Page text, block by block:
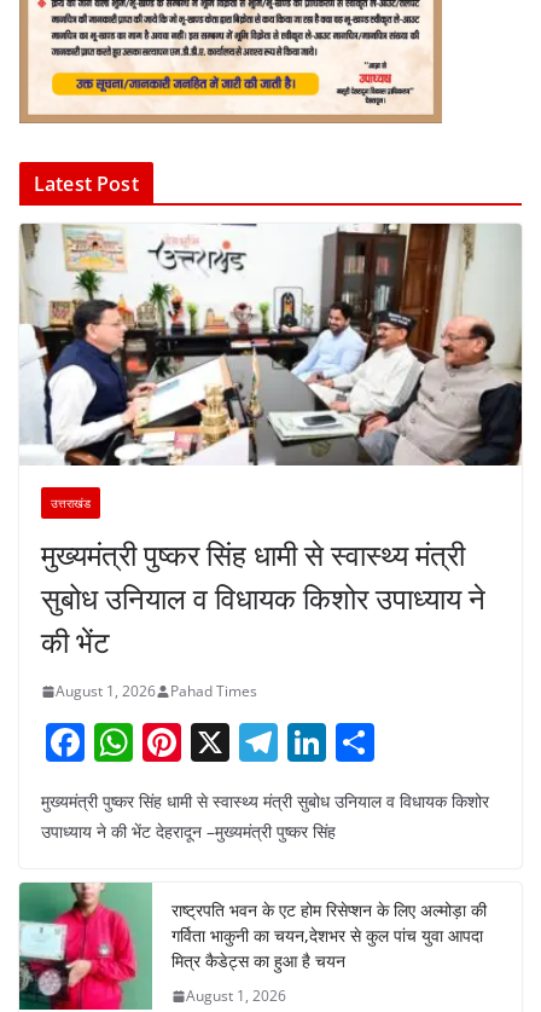
Latest Post
उत्तराखंड
मुख्यमंत्री पुष्कर सिंह धामी से स्वास्थ्य मंत्री
सुबोध उनियाल व विधायक किशोर उपाध्याय ने
की भेंट
August 1, 2026 Pahad Times
F
a
c
b
o
o
W
h
at
A
p
p
Pi
nt
er
e
st
X T
el
e
gr
a
m
Li
n
k
dI
n
ar
मुख्यमंत्री पुष्कर सिंह धामी से स्वास्थ्य मंत्री सुबोध उनियाल व विधायक किशोर
उपाध्याय ने की भेंट देहरादून –मुख्यमंत्री पुष्कर सिंह
राष्ट्रपति भवन के एट होम रिसेप्शन के लिए अल्मोड़ा की
गर्विता भाकुनी का चयन,देशभर से कुल पांच युवा आपदा
मित्र कैडेट्स का हुआ है चयन
August 1, 2026